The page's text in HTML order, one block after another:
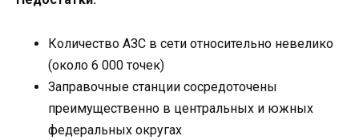
Количество АЗС в сети относительно невелико
(около 6 000 точек)
Заправочные станции сосредоточены
преимущественно в центральных и южных
федеральных округах